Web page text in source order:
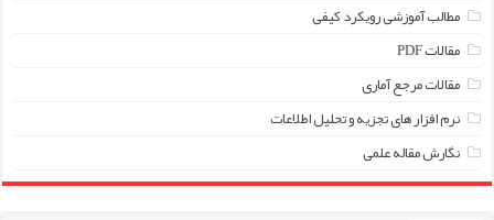
مطالب آموزشی رویکرد کیفی
مقالات PDF
مقالات مرجع آماری
نرم افزار های تجزیه و تحلیل اطلاعات
نگارش مقاله علمی